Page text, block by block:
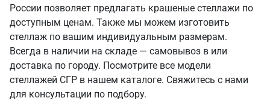
России позволяет предлагать крашеные стеллажи по
доступным ценам. Также мы можем изготовить
стеллаж по вашим индивидуальным размерам.
Всегда в наличии на складе — самовывоз в или
доставка по городу. Посмотрите все модели
стеллажей СГР в нашем каталоге. Свяжитесь с нами
для консультации по подбору.